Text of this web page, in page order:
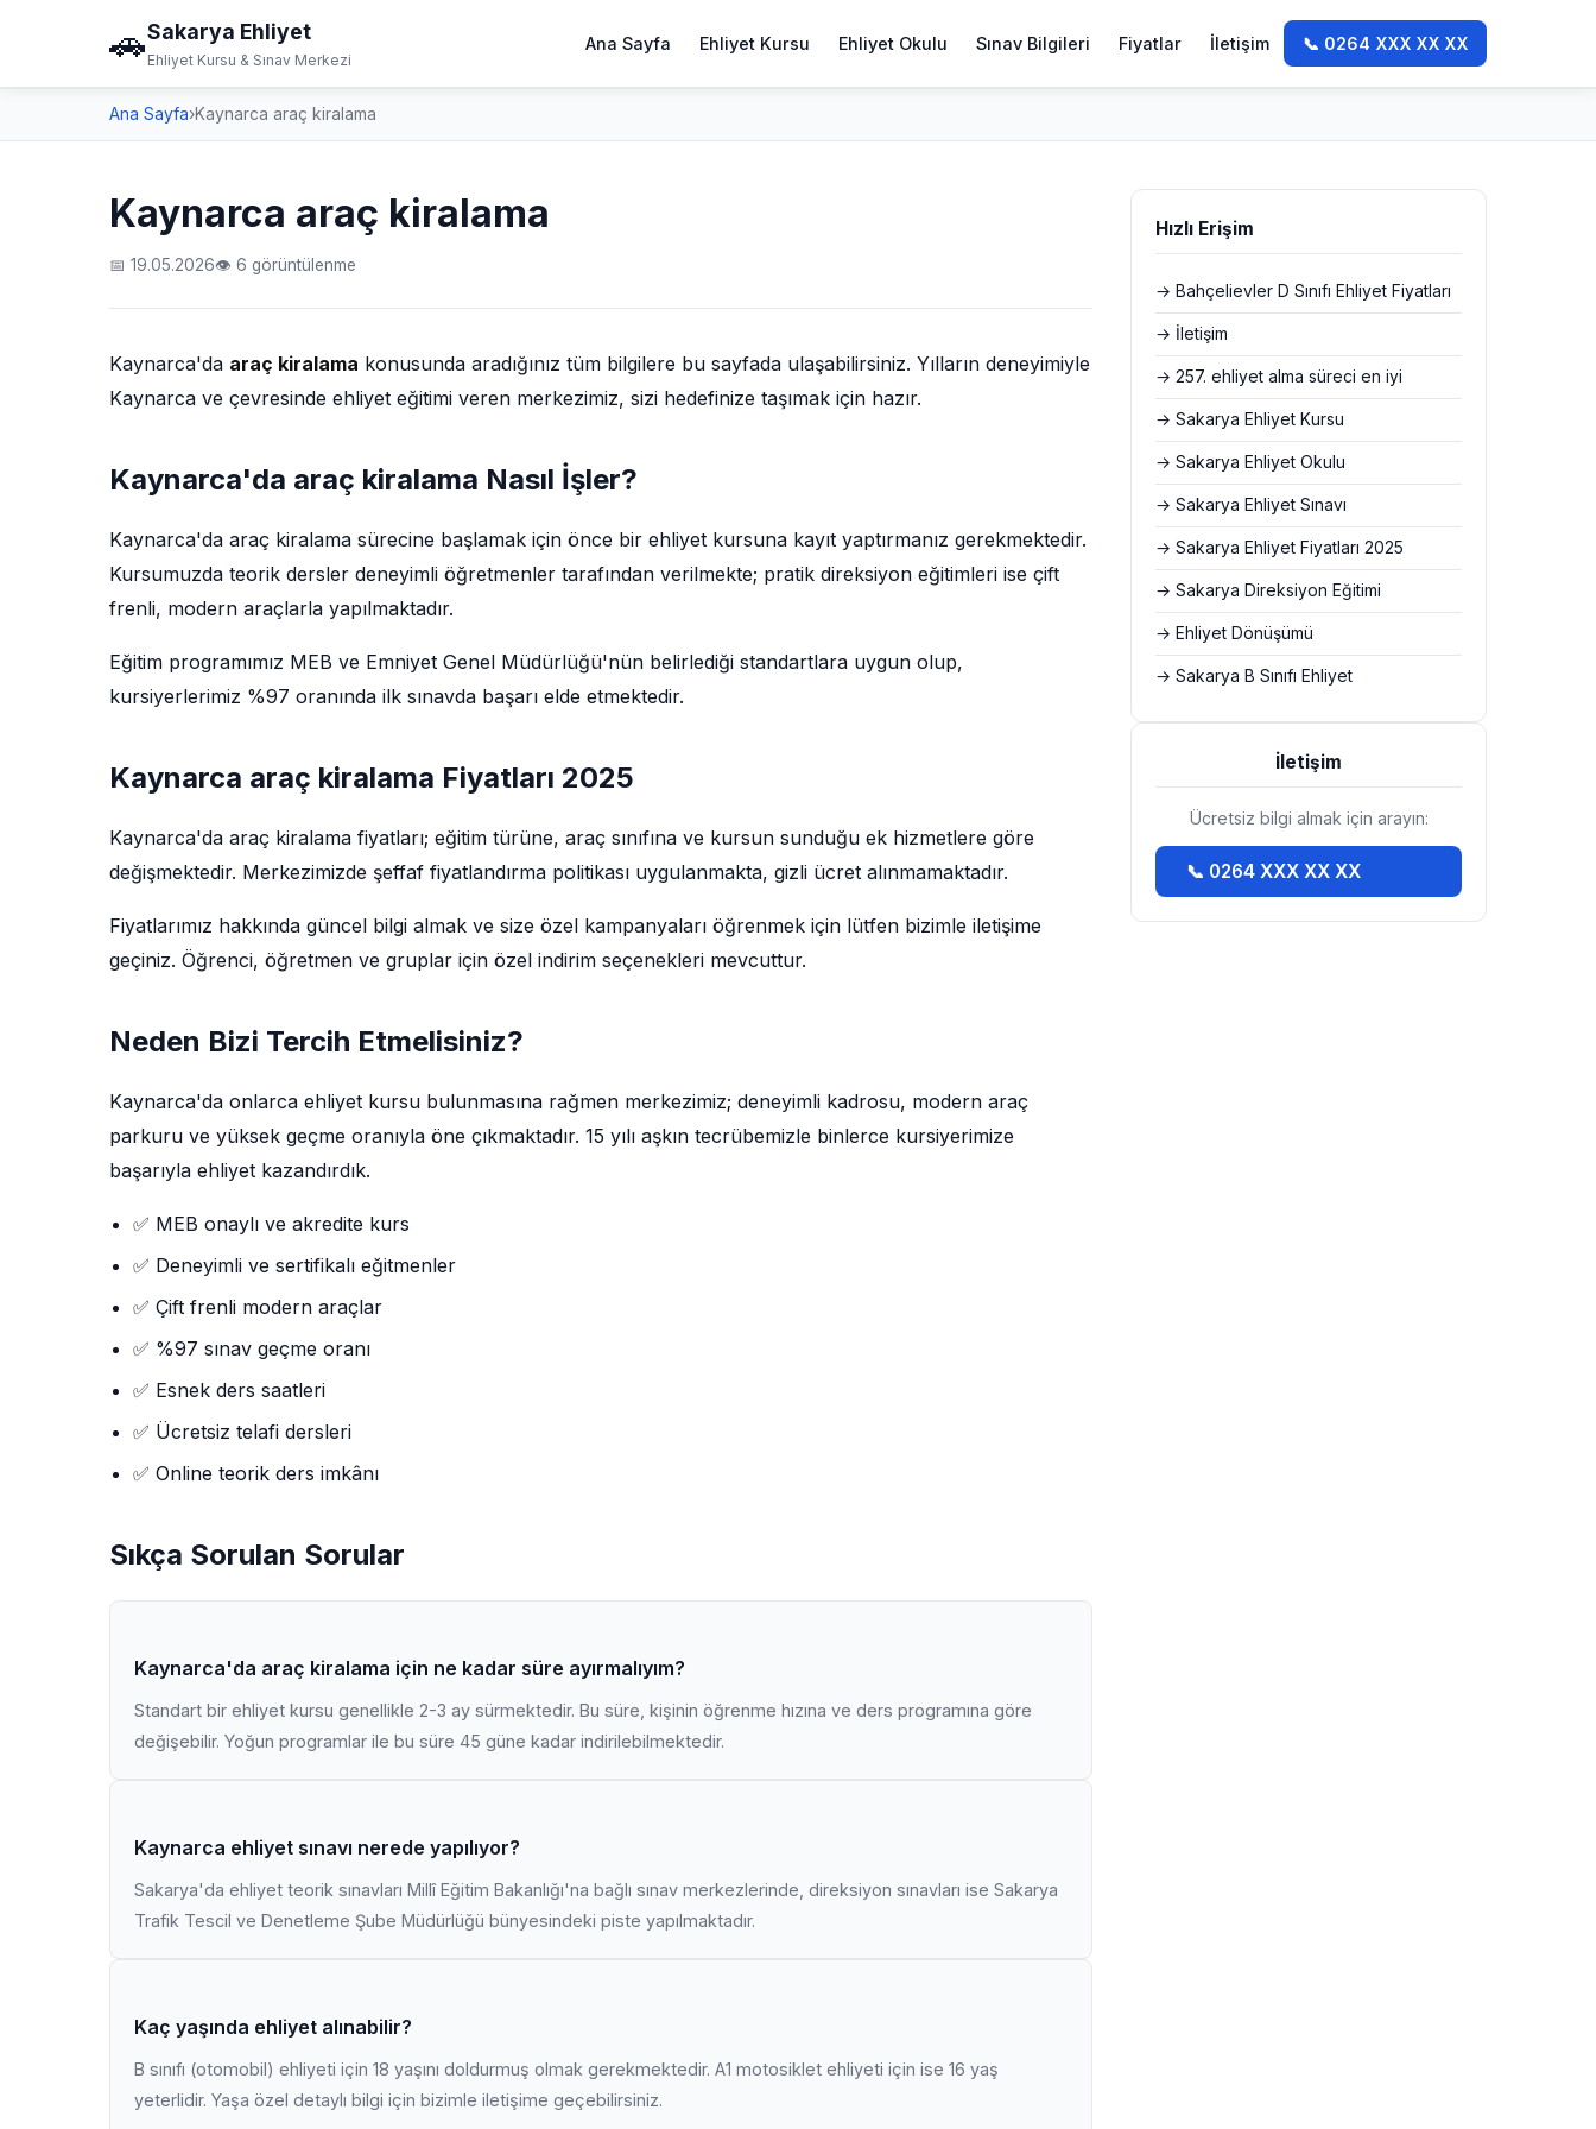
🚗Sakarya Ehliyet
Ehliyet Kursu & Sınav Merkezi
Ana Sayfa Ehliyet Kursu Ehliyet Okulu Sınav Bilgileri Fiyatlar İletişim 📞 0264 XXX XX XX
Ana Sayfa›Kaynarca araç kiralama
Kaynarca araç kiralama
📅 19.05.2026👁 6 görüntülenme
Kaynarca'da araç kiralama konusunda aradığınız tüm bilgilere bu sayfada ulaşabilirsiniz. Yılların deneyimiyle
Kaynarca ve çevresinde ehliyet eğitimi veren merkezimiz, sizi hedefinize taşımak için hazır.
Kaynarca'da araç kiralama Nasıl İşler?
Kaynarca'da araç kiralama sürecine başlamak için önce bir ehliyet kursuna kayıt yaptırmanız gerekmektedir.
Kursumuzda teorik dersler deneyimli öğretmenler tarafından verilmekte; pratik direksiyon eğitimleri ise çift
frenli, modern araçlarla yapılmaktadır.
Eğitim programımız MEB ve Emniyet Genel Müdürlüğü'nün belirlediği standartlara uygun olup,
kursiyerlerimiz %97 oranında ilk sınavda başarı elde etmektedir.
Kaynarca araç kiralama Fiyatları 2025
Kaynarca'da araç kiralama fiyatları; eğitim türüne, araç sınıfına ve kursun sunduğu ek hizmetlere göre
değişmektedir. Merkezimizde şeffaf fiyatlandırma politikası uygulanmakta, gizli ücret alınmamaktadır.
Fiyatlarımız hakkında güncel bilgi almak ve size özel kampanyaları öğrenmek için lütfen bizimle iletişime
geçiniz. Öğrenci, öğretmen ve gruplar için özel indirim seçenekleri mevcuttur.
Neden Bizi Tercih Etmelisiniz?
Kaynarca'da onlarca ehliyet kursu bulunmasına rağmen merkezimiz; deneyimli kadrosu, modern araç
parkuru ve yüksek geçme oranıyla öne çıkmaktadır. 15 yılı aşkın tecrübemizle binlerce kursiyerimize
başarıyla ehliyet kazandırdık.
✅ MEB onaylı ve akredite kurs
✅ Deneyimli ve sertifikalı eğitmenler
✅ Çift frenli modern araçlar
✅ %97 sınav geçme oranı
✅ Esnek ders saatleri
✅ Ücretsiz telafi dersleri
✅ Online teorik ders imkânı
Sıkça Sorulan Sorular
Kaynarca'da araç kiralama için ne kadar süre ayırmalıyım?
Standart bir ehliyet kursu genellikle 2-3 ay sürmektedir. Bu süre, kişinin öğrenme hızına ve ders programına göre
değişebilir. Yoğun programlar ile bu süre 45 güne kadar indirilebilmektedir.
Kaynarca ehliyet sınavı nerede yapılıyor?
Sakarya'da ehliyet teorik sınavları Millî Eğitim Bakanlığı'na bağlı sınav merkezlerinde, direksiyon sınavları ise Sakarya
Trafik Tescil ve Denetleme Şube Müdürlüğü bünyesindeki piste yapılmaktadır.
Kaç yaşında ehliyet alınabilir?
B sınıfı (otomobil) ehliyeti için 18 yaşını doldurmuş olmak gerekmektedir. A1 motosiklet ehliyeti için ise 16 yaş
yeterlidir. Yaşa özel detaylı bilgi için bizimle iletişime geçebilirsiniz.
Hızlı Erişim
→ Bahçelievler D Sınıfı Ehliyet Fiyatları
→ İletişim
→ 257. ehliyet alma süreci en iyi
→ Sakarya Ehliyet Kursu
→ Sakarya Ehliyet Okulu
→ Sakarya Ehliyet Sınavı
→ Sakarya Ehliyet Fiyatları 2025
→ Sakarya Direksiyon Eğitimi
→ Ehliyet Dönüşümü
→ Sakarya B Sınıfı Ehliyet
İletişim
Ücretsiz bilgi almak için arayın:
📞 0264 XXX XX XX